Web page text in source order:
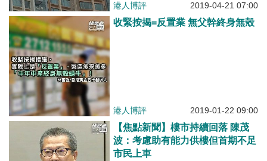
港人博評 2019-04-21 07:00
收緊按揭=反置業 無父幹終身無殼
港人博評 2019-01-22 09:00
【焦點新聞】樓市持續回落 陳茂
波：考慮助有能力供樓但首期不足
市民上車